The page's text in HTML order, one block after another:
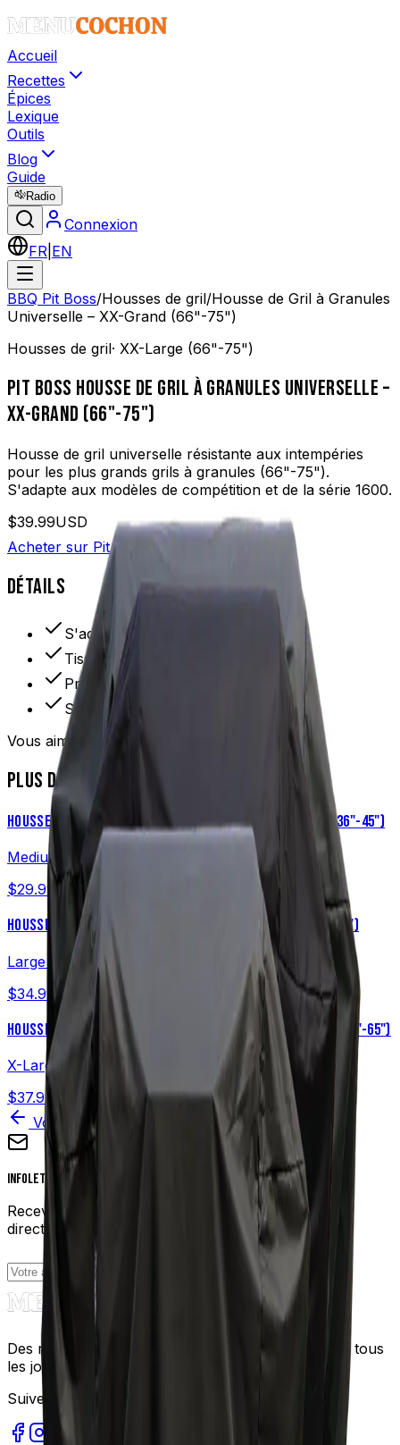
Accueil
Recettes
Épices
Lexique
Outils
Blog
Guide
Radio
Connexion
FR EN
BBQ Pit Boss/Housses de gril/Housse de Gril à Granules
Universelle – XX-Grand (66"-75")
Housses de gril· XX-Large (66"-75")
PIT BOSS HOUSSE DE GRIL À GRANULES UNIVERSELLE –
XX-GRAND (66"-75")
Housse de gril universelle résistante aux intempéries
pour les plus grands grils à granules (66"-75").
S'adapte aux modèles de compétition et de la série 1600.
$39.99USD
Acheter sur Pit Boss
DÉTAILS
S'adapte aux grils de 66" à 75"
Tissu résistant aux intempéries
Protection UV
S'adapte aux séries 1600+
Vous aimerez aussi
PLUS DE PRODUITS
HOUSSE UNIVERSELLE POUR GRIL À GRANULES – MOYENNE (36"-45")
Medium (36"-45")
$29.99
USD
HOUSSE DE GRIL À GRANULES UNIVERSELLE – GRANDE (46"-55")
Large (46"-55")
$34.99
USD
HOUSSE DE GRIL À GRANULES UNIVERSELLE – TRÈS GRANDE (56"-65")
X-Large (56"-65")
$37.99
Voir tous les produits
Infolettre
Recevez nos meilleures recettes et conseils cuisine
directement dans votre boîte courriel.
Des recettes gourmandes et faciles à réaliser pour tous
les jours.
Suivez-nous